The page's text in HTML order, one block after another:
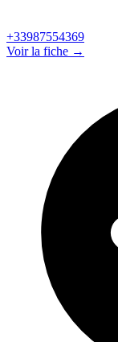
+33987554369
Voir la fiche →